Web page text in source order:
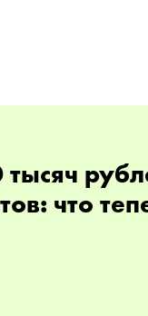
что